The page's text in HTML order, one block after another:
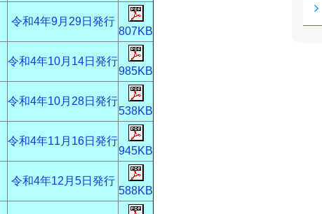
令和4年9月29日発行
807KB
令和4年10月14日発行
985KB
令和4年10月28日発行
538KB
令和4年11月16日発行
945KB
令和4年12月5日発行
588KB